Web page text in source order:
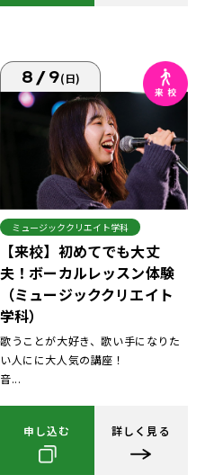
8/9(日)
ミュージッククリエイト学科
【来校】初めてでも大丈
夫！ボーカルレッスン体験
（ミュージッククリエイト
学科）
歌うことが大好き、歌い手になりた
い人にに大人気の講座！
音...
申し込む 詳しく見る